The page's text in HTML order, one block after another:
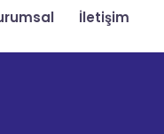
İletişim